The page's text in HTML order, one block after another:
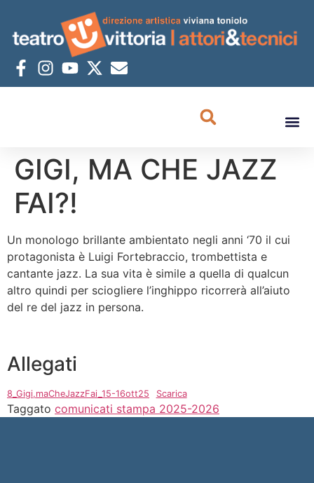
GIGI, MA CHE JAZZ
FAI?!
Un monologo brillante ambientato negli anni ‘70 il cui
protagonista è Luigi Fortebraccio, trombettista e
cantante jazz. La sua vita è simile a quella di qualcun
altro quindi per sciogliere l’inghippo ricorrerà all’aiuto
del re del jazz in persona.
Allegati
8_Gigi,maCheJazzFai_15-16ott25 Scarica
Taggato comunicati stampa 2025-2026